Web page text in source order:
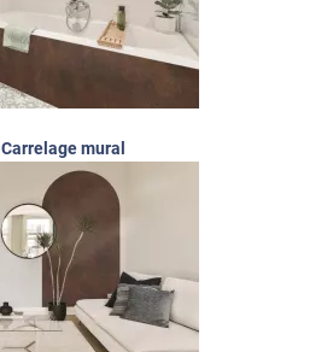
Carrelage mural